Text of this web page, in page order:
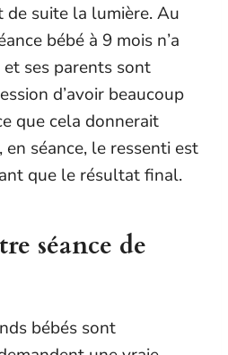
suite la lumière. Au
bébé à 9 mois n’a
ses parents sont
d’avoir beaucoup
que cela donnerait
séance, le ressenti est
que le résultat final.
séance de
bébés sont